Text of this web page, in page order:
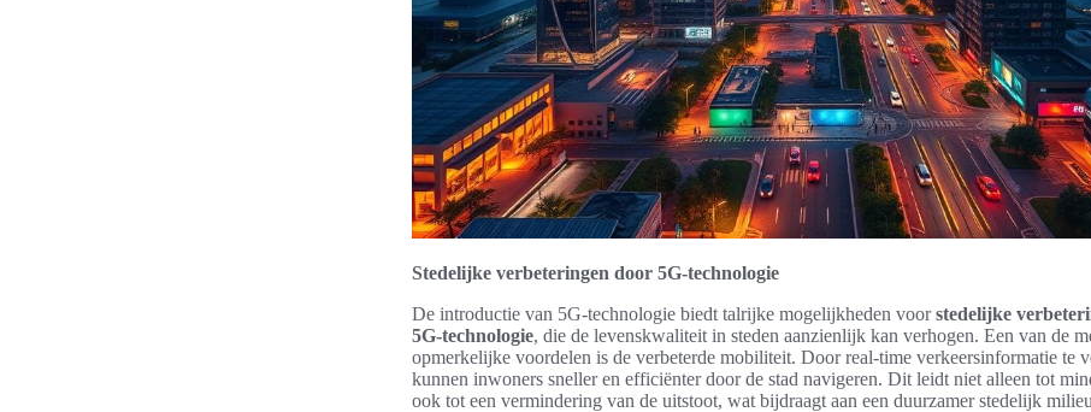
Stedelijke verbeteringen door 5G-technologie
De introductie van 5G-technologie biedt talrijke mogelijkheden voorstedelijke
5G-technologie, die de levenskwaliteit in steden aanzienlijk kan verhogen. Een van de
opmerkelijke voordelen is de verbeterde mobiliteit. Door real-time verkeersinformatie te
kunnen inwoners sneller en efficiënter door de stad navigeren. Dit leidt niet alleen tot
ook tot een vermindering van de uitstoot, wat bijdraagt aan een duurzamer stedelijk